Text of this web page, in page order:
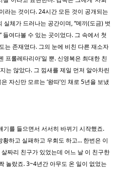
이라는 것이다. 24시간 모든 것이 공개되는
실체가 드러나는 공간이며, “메끼(도금) 벗
들여다볼 수 있는 곳이었다. 그 속에서 첫
는 존재였다. 그의 눈에 비친 다른 재소자
프롤레타리아’일 뿐. 신영복은 최대한 친
는 않았다. 그 낌새를 제일 먼저 알아차린
자신만 모르는 ‘왕따’인 채로 5년을 보냈
기를 들으면서 서서히 바뀌기 시작했죠.
하고 실패하고 우회도 하고… 한번은 이
짜리 친구가 있었는데 어느 날 이 친구한
놀랐죠. 3~4년간 아무도 온 일이 없었는